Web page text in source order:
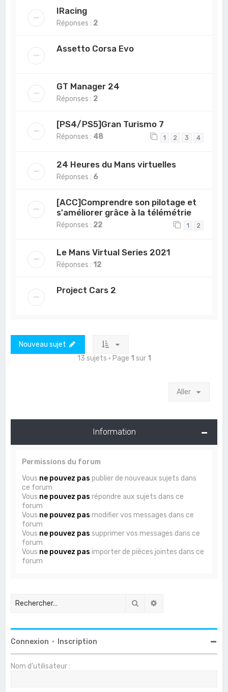
IRacing
Réponses : 2
Assetto Corsa Evo
GT Manager 24
Réponses : 2
[PS4/PS5]Gran Turismo 7
Réponses : 48 1 2 3 4
24 Heures du Mans virtuelles
Réponses : 6
[ACC]Comprendre son pilotage et
s'améliorer grâce à la télémétrie
Réponses : 22 1 2
Le Mans Virtual Series 2021
Réponses : 12
Project Cars 2
Nouveau sujet
13 sujets • Page 1 sur 1
Aller
Information
Permissions du forum
Vous ne pouvez pas publier de nouveaux sujets dans
ce forum
Vous ne pouvez pas répondre aux sujets dans ce
forum
Vous ne pouvez pas modifier vos messages dans ce
forum
Vous ne pouvez pas supprimer vos messages dans ce
forum
Vous ne pouvez pas importer de pièces jointes dans ce
forum
Rechercher
Connexion • Inscription
Nom d’utilisateur :